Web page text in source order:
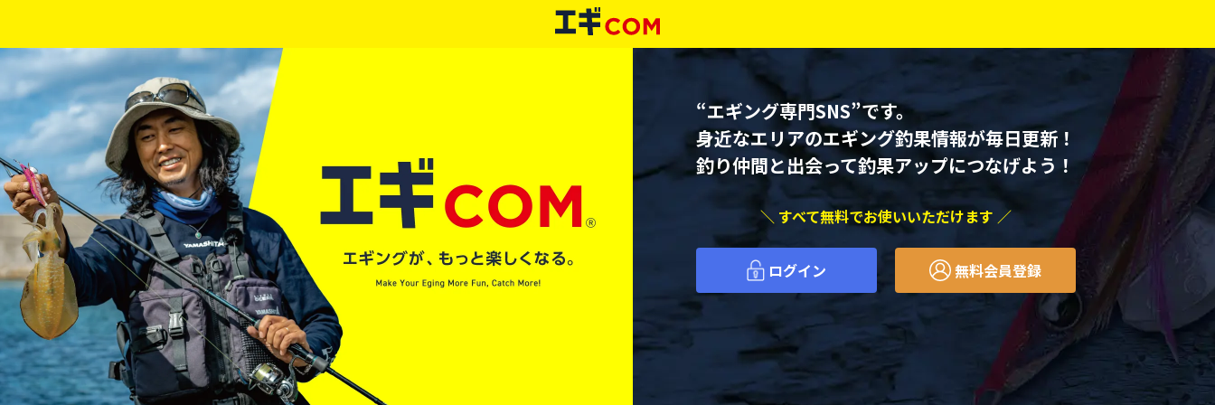
“エギング専門SNS”です。
身近なエリアのエギング釣果情報が毎日更新！
釣り仲間と出会って釣果アップにつなげよう！
＼ すべて無料でお使いいただけます ／
ログイン 無料会員登録